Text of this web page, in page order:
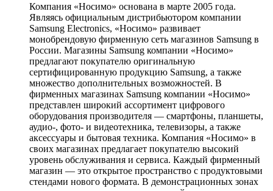
Компания «Носимо» основана в марте 2005 года.
Являясь официальным дистрибьютором компании
Samsung Electronics, «Носимо» развивает
монобрендовую фирменную сеть магазинов Samsung в
России. Магазины Samsung компании «Носимо»
предлагают покупателю оригинальную
сертифицированную продукцию Samsung, а также
множество дополнительных возможностей. В
фирменных магазинах Samsung компании «Носимо»
представлен широкий ассортимент цифрового
оборудования производителя — смартфоны, планшеты,
аудио-, фото- и видеотехника, телевизоры, а также
аксессуары и бытовая техника. Компания «Носимо» в
своих магазинах предлагает покупателю высокий
уровень обслуживания и сервиса. Каждый фирменный
магазин — это открытое пространство с продуктовыми
стендами нового формата. В демонстрационных зонах